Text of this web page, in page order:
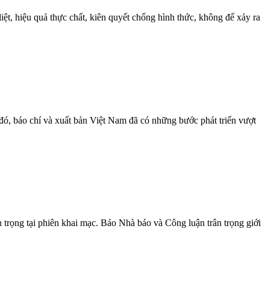
hiệu quả thực chất, kiên quyết chống hình thức, không để xảy ra
báo chí và xuất bản Việt Nam đã có những bước phát triển vượt
tại phiên khai mạc. Báo Nhà báo và Công luận trân trọng giới